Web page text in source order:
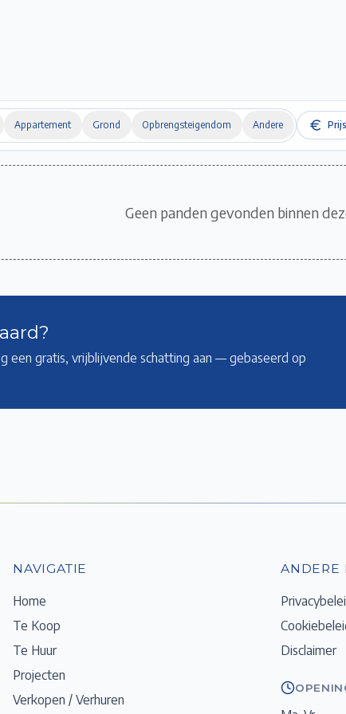
Appartement Grond Opbrengsteigendom Andere Prijs
Geen panden gevonden binnen
een gratis, vrijblijvende schatting aan — gebaseerd op
NAVIGATIE
Home
Te Koop
Te Huur
Projecten
Verkopen / Verhuren
ANDERE
Disclaimer